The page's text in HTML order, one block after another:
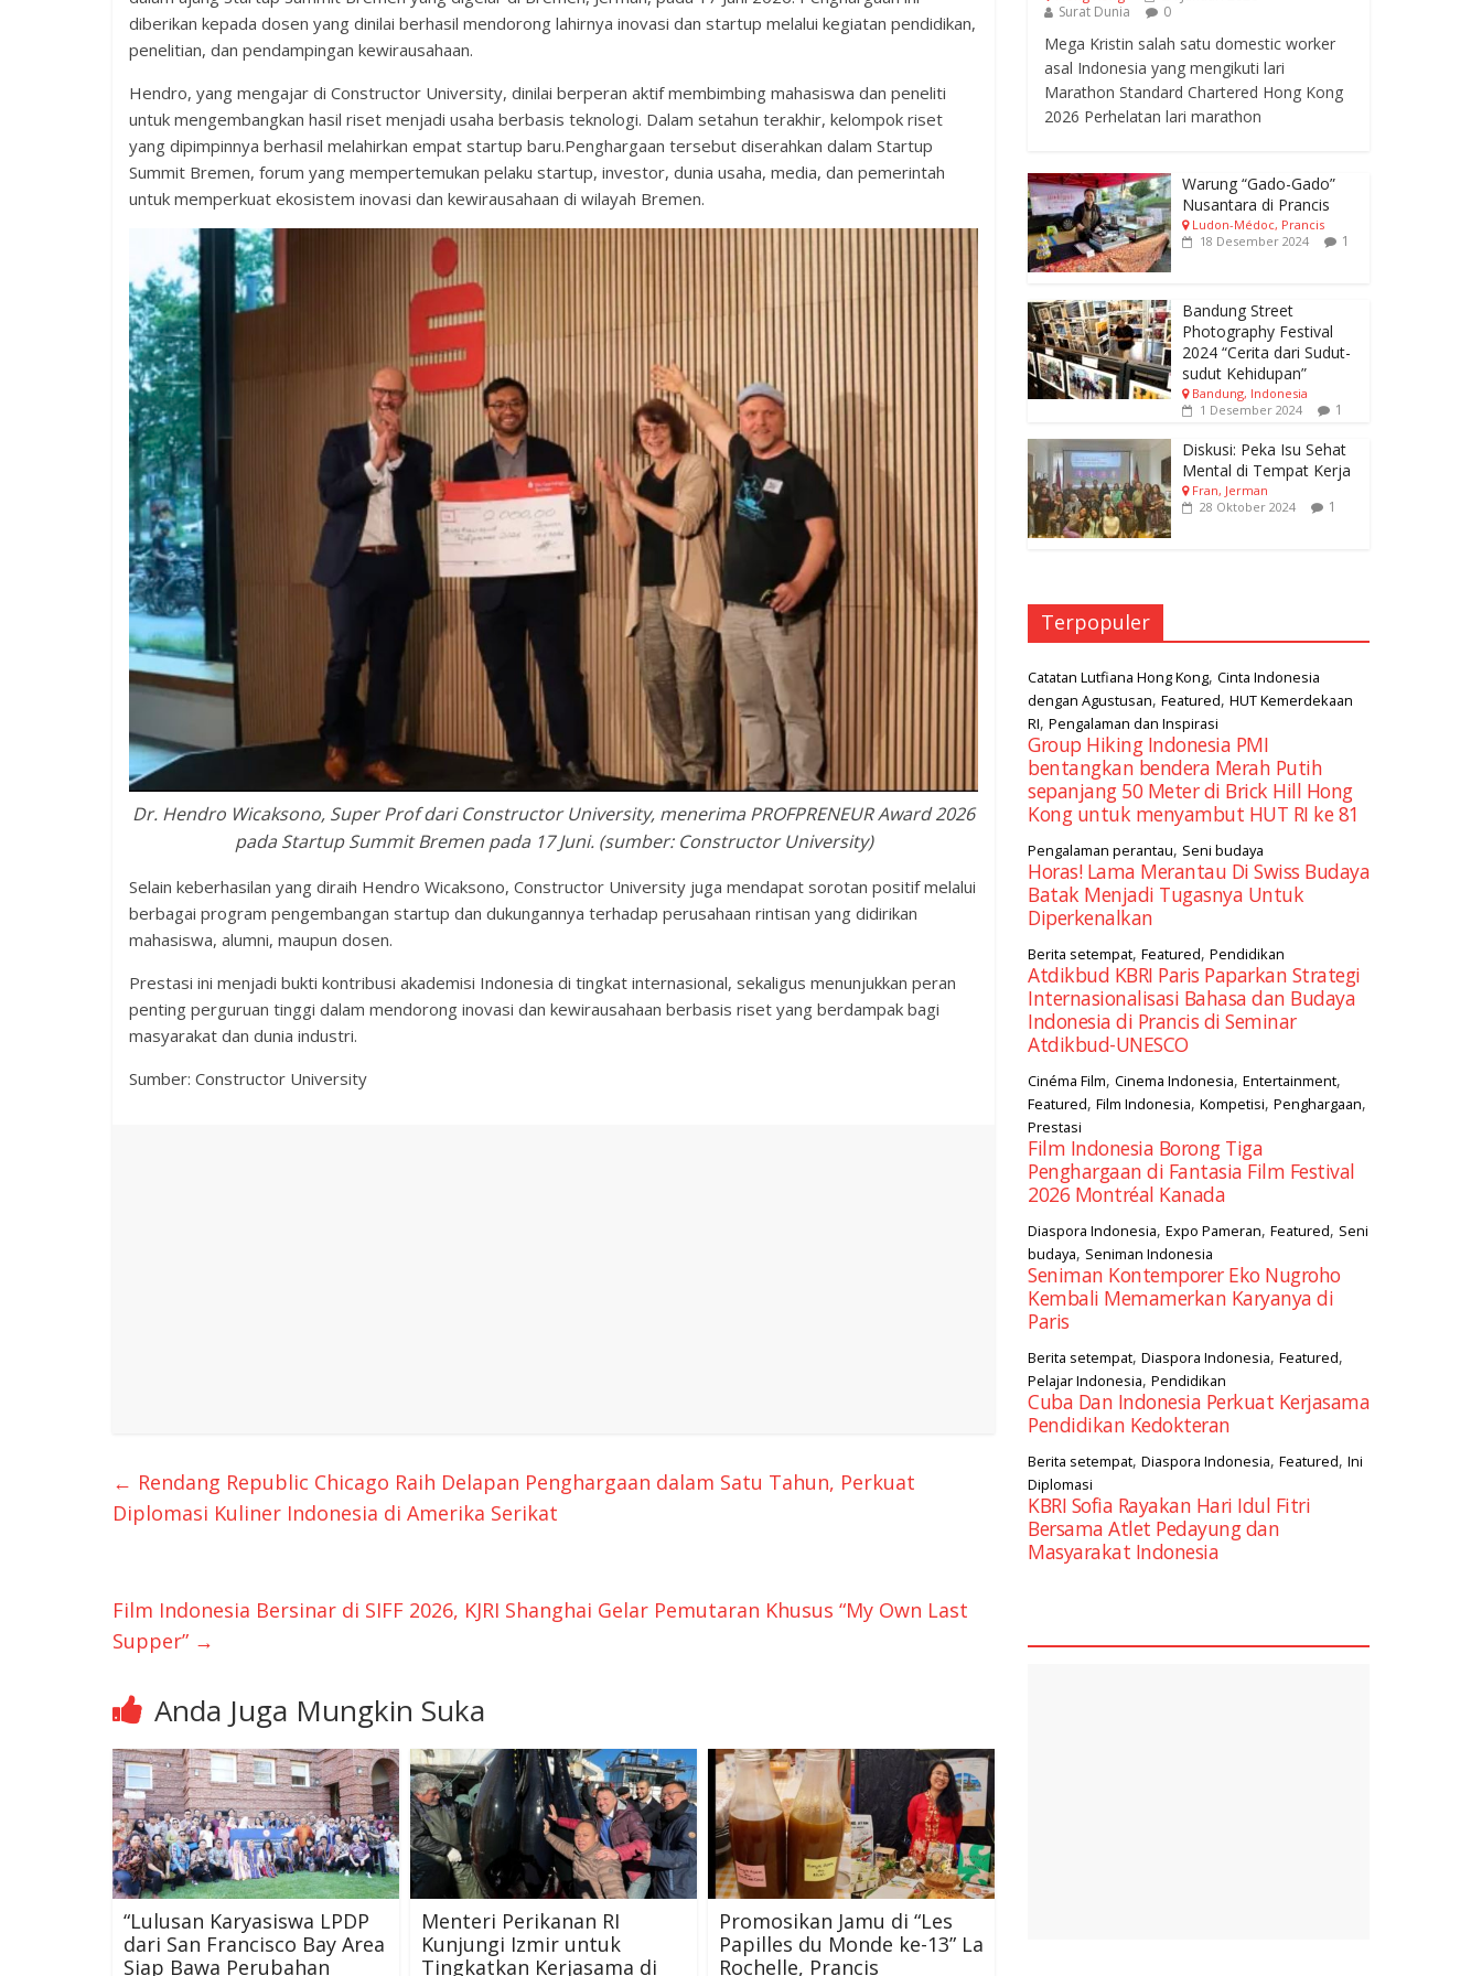
diberikan kepada dosen yang dinilai berhasil mendorong lahirnya inovasi dan startup melalui kegiatan pendidikan,
penelitian, dan pendampingan kewirausahaan.
Hendro, yang mengajar di Constructor University, dinilai berperan aktif membimbing mahasiswa dan peneliti
untuk mengembangkan hasil riset menjadi usaha berbasis teknologi. Dalam setahun terakhir, kelompok riset
yang dipimpinnya berhasil melahirkan empat startup baru.Penghargaan tersebut diserahkan dalam Startup
Summit Bremen, forum yang mempertemukan pelaku startup, investor, dunia usaha, media, dan pemerintah
untuk memperkuat ekosistem inovasi dan kewirausahaan di wilayah Bremen.
Dr. Hendro Wicaksono, Super Prof dari Constructor University, menerima PROFPRENEUR Award 2026
pada Startup Summit Bremen pada 17 Juni. (sumber: Constructor University)
Selain keberhasilan yang diraih Hendro Wicaksono, Constructor University juga mendapat sorotan positif melalui
berbagai program pengembangan startup dan dukungannya terhadap perusahaan rintisan yang didirikan
mahasiswa, alumni, maupun dosen.
Prestasi ini menjadi bukti kontribusi akademisi Indonesia di tingkat internasional, sekaligus menunjukkan peran
penting perguruan tinggi dalam mendorong inovasi dan kewirausahaan berbasis riset yang berdampak bagi
masyarakat dan dunia industri.
Sumber: Constructor University
← Rendang Republic Chicago Raih Delapan Penghargaan dalam Satu Tahun, Perkuat
Diplomasi Kuliner Indonesia di Amerika Serikat
Film Indonesia Bersinar di SIFF 2026, KJRI Shanghai Gelar Pemutaran Khusus “My Own Last
Supper” →
Anda Juga Mungkin Suka
“Lulusan Karyasiswa LPDP
dari San Francisco Bay Area
Siap Bawa Perubahan
Menteri Perikanan RI
Kunjungi Izmir untuk
Tingkatkan Kerjasama di
Promosikan Jamu di “Les
Papilles du Monde ke-13” La
Rochelle, Prancis
Surat Dunia
0
Mega Kristin salah satu domestic worker
asal Indonesia yang mengikuti lari
Marathon Standard Chartered Hong Kong
2026 Perhelatan lari marathon
Warung “Gado-Gado”
Nusantara di Prancis
Ludon-Médoc, Prancis
18 Desember 2024
1
Bandung Street
Photography Festival
2024 “Cerita dari Sudut-
sudut Kehidupan”
Bandung, Indonesia
1 Desember 2024
1
Diskusi: Peka Isu Sehat
Mental di Tempat Kerja
Fran, Jerman
28 Oktober 2024
1
Terpopuler
Catatan Lutfiana Hong Kong, Cinta Indonesia
dengan Agustusan, Featured, HUT Kemerdekaan
RI, Pengalaman dan Inspirasi
Group Hiking Indonesia PMI
bentangkan bendera Merah Putih
sepanjang 50 Meter di Brick Hill Hong
Kong untuk menyambut HUT RI ke 81
Pengalaman perantau, Seni budaya
Horas! Lama Merantau Di Swiss Budaya
Batak Menjadi Tugasnya Untuk
Diperkenalkan
Berita setempat, Featured, Pendidikan
Atdikbud KBRI Paris Paparkan Strategi
Internasionalisasi Bahasa dan Budaya
Indonesia di Prancis di Seminar
Atdikbud-UNESCO
Cinéma Film, Cinema Indonesia, Entertainment,
Featured, Film Indonesia, Kompetisi, Penghargaan,
Prestasi
Film Indonesia Borong Tiga
Penghargaan di Fantasia Film Festival
2026 Montréal Kanada
Diaspora Indonesia, Expo Pameran, Featured, Seni
budaya, Seniman Indonesia
Seniman Kontemporer Eko Nugroho
Kembali Memamerkan Karyanya di
Paris
Berita setempat, Diaspora Indonesia, Featured,
Pelajar Indonesia, Pendidikan
Cuba Dan Indonesia Perkuat Kerjasama
Pendidikan Kedokteran
Berita setempat, Diaspora Indonesia, Featured, Ini
Diplomasi
KBRI Sofia Rayakan Hari Idul Fitri
Bersama Atlet Pedayung dan
Masyarakat Indonesia